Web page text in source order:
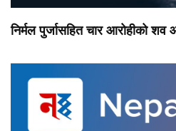
निर्मल पुर्जासहित चार आरोहीको शव